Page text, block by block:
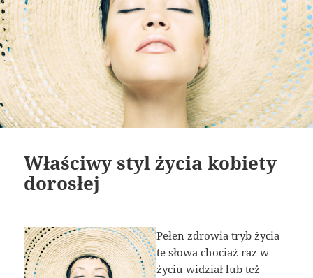
Właściwy styl życia kobiety
dorosłej
Pełen zdrowia tryb życia –
te słowa chociaż raz w
życiu widział lub też